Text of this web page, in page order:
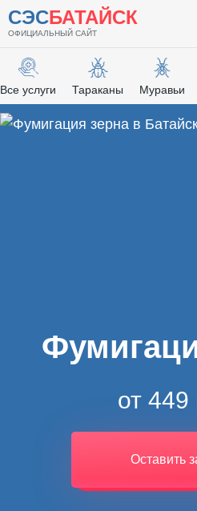
СЭСБАТАЙСК
ОФИЦИАЛЬНЫЙ САЙТ
Все услуги Тараканы Муравьи
от 449
Оставить